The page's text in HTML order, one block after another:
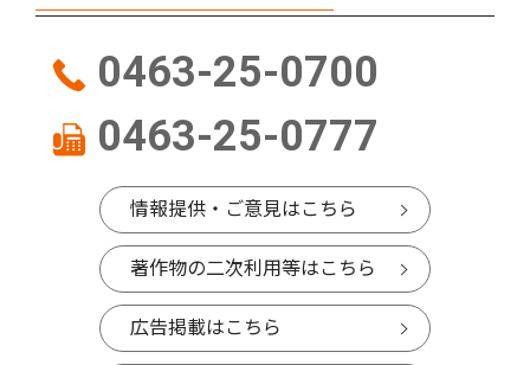
0463-25-0700
0463-25-0777
情報提供・ご意見はこちら
著作物の二次利用等はこちら
広告掲載はこちら